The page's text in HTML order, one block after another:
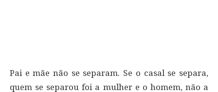
Pai e mãe não se separam. Se o casal se separa,
quem se separou foi a mulher e o homem, não a